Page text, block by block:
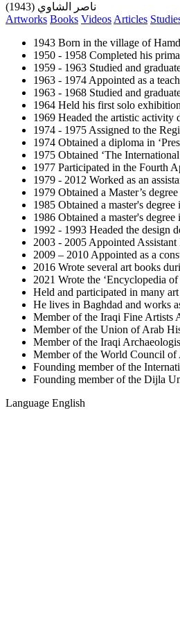
ناصر الشاوي (1943)
Artworks Books Videos Articles
1943 Born in the village of
1950 - 1958 Completed his
1959 - 1963 Studied and
1963 - 1974 Appointed as a
1963 - 1968 Studied and
1964 Held his first solo
1969 Headed the artistic activity
1974 - 1975 Assigned to the
1974 Obtained a diploma in
1975 Obtained ‘The
1977 Participated in the Fourth
1979 - 2012 Worked as an
1979 Obtained a Master’s
1985 Obtained a master's
1986 Obtained a master's
1992 - 1993 Headed the design
2003 - 2005 Appointed
2009 – 2010 Appointed as a
2016 Wrote several art books
2021 Wrote the ‘Encyclopedia
Held and participated in many
He lives in Baghdad and works
Member of the Iraqi Fine Artists
Member of the Union of Arab
Member of the Iraqi
Member of the World Council of
Founding member of the
Founding member of the Dijla
Language English